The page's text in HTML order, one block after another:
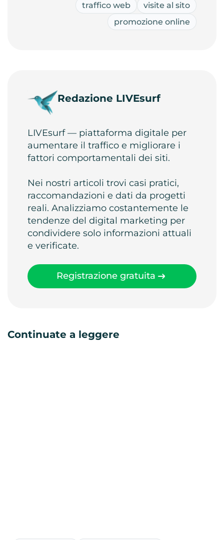
traffico web
visite al sito
promozione online
Redazione LIVEsurf
LIVEsurf — piattaforma digitale per
aumentare il traffico e migliorare i
fattori comportamentali dei siti.
Nei nostri articoli trovi casi pratici,
raccomandazioni e dati da progetti
reali. Analizziamo costantemente le
tendenze del digital marketing per
condividere solo informazioni attuali
e verificate.
Registrazione gratuita
Continuate a leggere